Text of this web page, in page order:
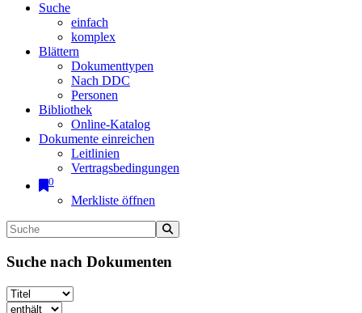
Suche
einfach
komplex
Blättern
Dokumenttypen
Nach DDC
Personen
Bibliothek
Online-Katalog
Dokumente einreichen
Leitlinien
Vertragsbedingungen
0
Merkliste öffnen
Suche nach Dokumenten